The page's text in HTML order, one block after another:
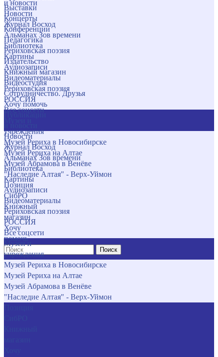
и новости
Новости
Журнал Восход
Альманах Зов времени
Библиотека
Картины
Аудиозаписи
Видеоматериалы
Рериховская поэзия
РОССИЯ
Все соцсети
учреждения
Музей Рериха в Новосибирске
Музей Рериха на Алтае
Музей Абрамова в Венёве
"Наследие Алтая" - Верх-Уймон
Позиция
СибРО
Книжный
магазин
Хочу
помочь
Поиск
Выставки
Концерты
Конференции
Педагогика
Рериховская поэзия
Издательство
Книжный магазин
Видеостудия
Сотрудничество. Друзья
Хочу помочь
Новости
Журнал Восход
Альманах Зов времени
Библиотека
Картины
Аудиозаписи
Видеоматериалы
Рериховская поэзия
РОССИЯ
Все соцсети
Музеи и
учреждения
Музей Рериха в Новосибирске
Музей Рериха на Алтае
Музей Абрамова в Венёве
"Наследие Алтая" - Верх-Уймон